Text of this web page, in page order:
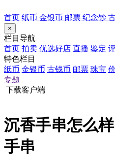
首页 纸币 金银币 邮票 纪念钞
×
栏目导航
首页 拍卖 优选好店 直播 鉴定
特色栏目
纸币 金银币 古钱币 邮票 珠宝
专题
下载客户端
沉香手串怎么
手串